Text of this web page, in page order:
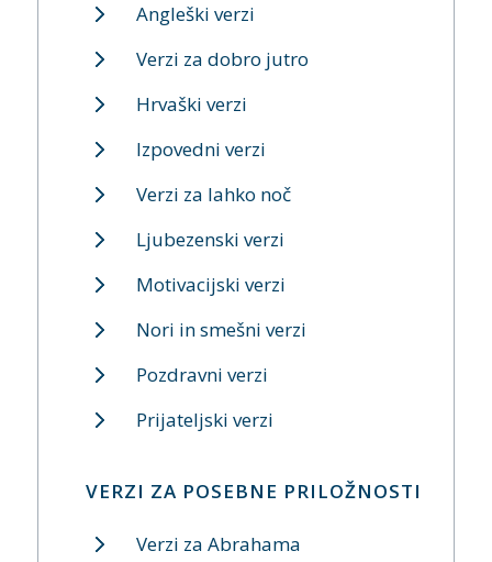
Angleški verzi
Verzi za dobro jutro
Hrvaški verzi
Izpovedni verzi
Verzi za lahko noč
Ljubezenski verzi
Motivacijski verzi
Nori in smešni verzi
Pozdravni verzi
Prijateljski verzi
VERZI ZA POSEBNE PRILOŽNOSTI
Verzi za Abrahama